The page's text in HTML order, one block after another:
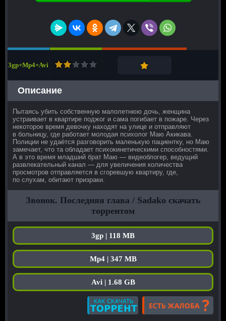
3gp+Mp4+Avi
Описание
Пытаясь убить собственную малолетнюю дочь, женщина
устраивает в квартире поджог и сама погибает в пожаре. Через
некоторое время девочку находят на улице и отправляют
в больницу, где работает молодая психолог Маю Акикава.
Полиции не удаётся разговорить маленькую пациентку, но Маю
замечает, что та обладает психокинетическими способностями.
А в это время младший брат Маю — видеоблогер, ведущий
развлекательный канал — для увеличения количества
просмотров отправляется в сгоревшую квартиру, где,
по слухам, обитают призраки.
Звонок. Последняя глава / Sadako скачать
торрентом
3gp | 118 MB
Mp4 | 347 MB
Avi | 1.68 GB